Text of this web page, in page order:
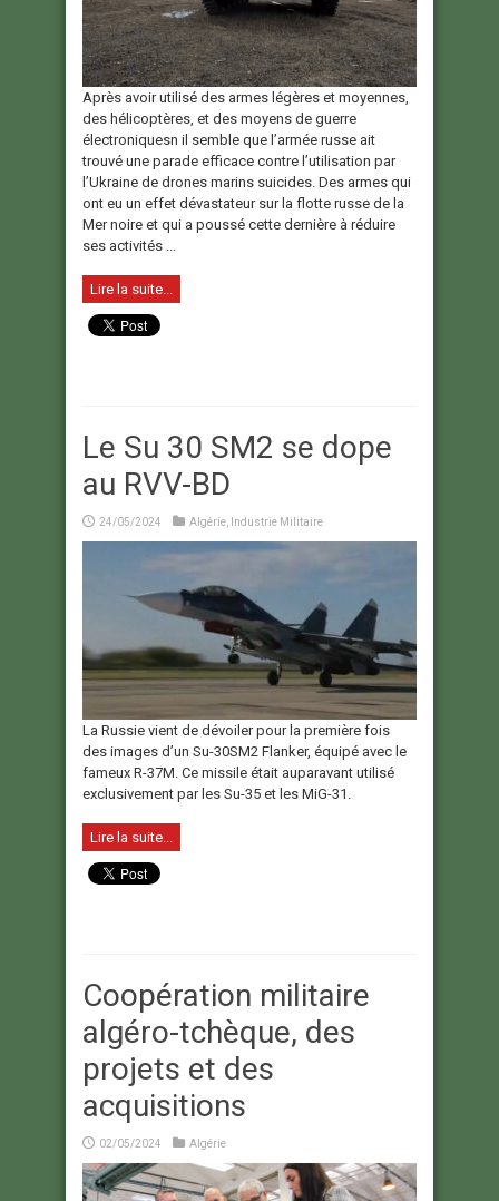
Après avoir utilisé des armes légères et moyennes,
des hélicoptères, et des moyens de guerre
électroniquesn il semble que l’armée russe ait
trouvé une parade efficace contre l’utilisation par
l’Ukraine de drones marins suicides. Des armes qui
ont eu un effet dévastateur sur la flotte russe de la
Mer noire et qui a poussé cette dernière à réduire
ses activités ...
Lire la suite...
Le Su 30 SM2 se dope
au RVV-BD
24/05/2024 Algérie Industrie Militaire
La Russie vient de dévoiler pour la première fois
des images d’un Su-30SM2 Flanker, équipé avec le
fameux R-37M. Ce missile était auparavant utilisé
exclusivement par les Su-35 et les MiG-31.
Lire la suite...
Coopération militaire
algéro-tchèque, des
projets et des
acquisitions
02/05/2024 Algérie